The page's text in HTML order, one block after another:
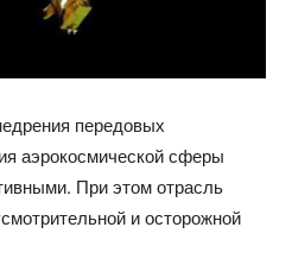
передовых
аэрокосмической сферы
При этом отрасль
и осторожной